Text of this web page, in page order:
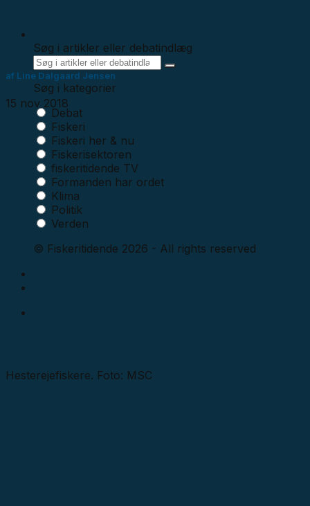
Søg i artikler eller debatindlæg
Søg i kategorier
Debat
Fiskeri
Fiskeri her & nu
Fiskerisektoren
fiskeritidende TV
Formanden har ordet
Klima
Politik
Verden
© Fiskeritidende 2026 - All rights reserved
af Line Dalgaard Jensen
15 nov 2018
Hesterejefiskere. Foto: MSC